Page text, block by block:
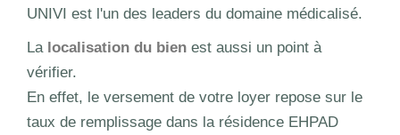
UNIVI est l'un des leaders du domaine médicalisé.
La localisation du bien est aussi un point à
vérifier.
En effet, le versement de votre loyer repose sur le
taux de remplissage dans la résidence EHPAD